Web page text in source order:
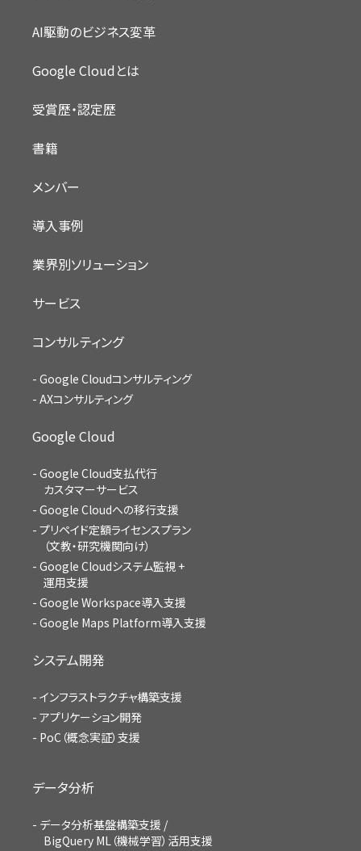
AI駆動のビジネス変革
Google Cloudとは
受賞歴・認定歴
書籍
メンバー
導入事例
業界別ソリューション
サービス
コンサルティング
Google Cloudコンサルティング
AXコンサルティング
Google Cloud
Google Cloud支払代行
カスタマーサービス
Google Cloudへの移行支援
プリペイド定額ライセンスプラン
（文教・研究機関向け）
Google Cloudシステム監視 +
運用支援
Google Workspace導入支援
Google Maps Platform導入支援
システム開発
インフラストラクチャ構築支援
アプリケーション開発
PoC（概念実証）支援
データ分析
データ分析基盤構築支援 /
BigQuery ML（機械学習）活用支援